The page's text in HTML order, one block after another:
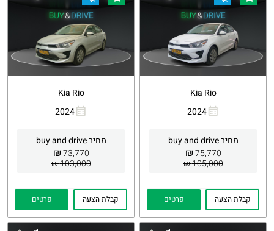
Kia Rio
2024
מחיר buy and drive
75,770
₪
105,000 ₪
Whatsapp
קבלת הצעה פרטים
Kia Rio
2024
מחיר buy and drive
73,770
₪
103,000 ₪
Whatsapp
קבלת הצעה פרטים